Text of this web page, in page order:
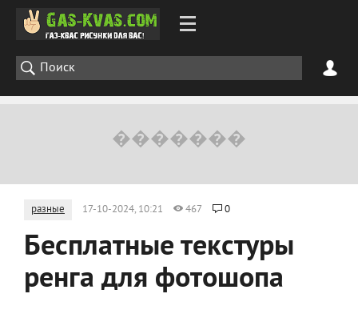
разные 17-10-2024, 10:21 467 0
Бесплатные текстуры
ренга для фотошопа